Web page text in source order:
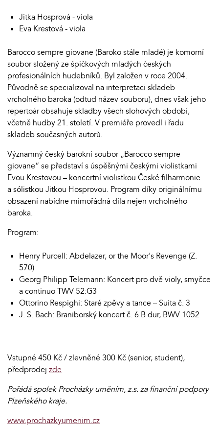
Jitka Hosprová - viola
Eva Krestová - viola
Barocco sempre giovane (Baroko stále mladé) je komorní
soubor složený ze špičkových mladých českých
profesionálních hudebníků. Byl založen v roce 2004.
Původně se specializoval na interpretaci skladeb
vrcholného baroka (odtud název souboru), dnes však jeho
repertoár obsahuje skladby všech slohových období,
včetně hudby 21. století. V premiéře provedl i řadu
skladeb současných autorů.
Významný český barokní soubor „Barocco sempre
giovane“ se představí s úspěšnými českými violistkami
Evou Krestovou – koncertní violistkou České filharmonie
a sólistkou Jitkou Hosprovou. Program díky originálnímu
obsazení nabídne mimořádná díla nejen vrcholného
baroka.
Program:
Henry Purcell: Abdelazer, or the Moor's Revenge (Z.
570)
Georg Philipp Telemann: Koncert pro dvě violy, smyčce
a continuo TWV 52:G3
Ottorino Respighi: Staré zpěvy a tance – Suita č. 3
J. S. Bach: Braniborský koncert č. 6 B dur, BWV 1052
Vstupné 450 Kč / zlevněné 300 Kč (senior, student),
předprodej zde
Pořádá spolek Procházky uměním, z.s. za finanční podpory
Plzeňského kraje.
www.prochazkyumenim.cz